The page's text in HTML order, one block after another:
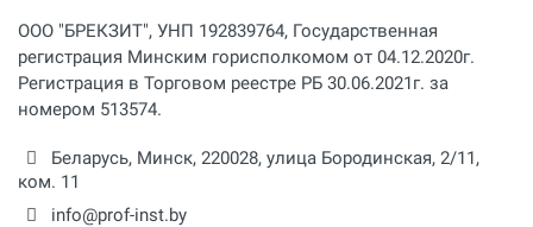
ООО "БРЕКЗИТ", УНП 192839764, Государственная
регистрация Минским горисполкомом от 04.12.2020г.
Регистрация в Торговом реестре РБ 30.06.2021г. за
номером 513574.
Беларусь, Минск, 220028, улица Бородинская, 2/11,
ком. 11
info@prof-inst.by